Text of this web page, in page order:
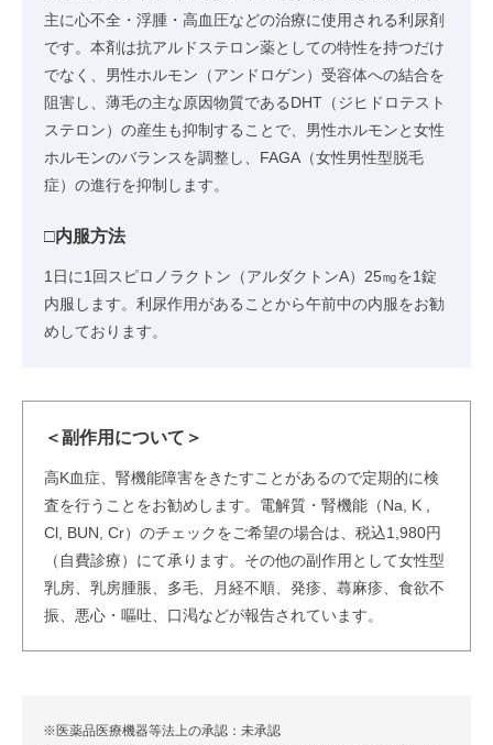
主に心不全・浮腫・高血圧などの治療に使用される利尿剤
です。本剤は抗アルドステロン薬としての特性を持つだけ
でなく、男性ホルモン（アンドロゲン）受容体への結合を
阻害し、薄毛の主な原因物質であるDHT（ジヒドロテスト
ステロン）の産生も抑制することで、男性ホルモンと女性
ホルモンのバランスを調整し、FAGA（女性男性型脱毛
症）の進行を抑制します。
□内服方法
1日に1回スピロノラクトン（アルダクトンA）25㎎を1錠
内服します。利尿作用があることから午前中の内服をお勧
めしております。
＜副作用について＞
高K血症、腎機能障害をきたすことがあるので定期的に検
査を行うことをお勧めします。電解質・腎機能（Na, K ,
Cl, BUN, Cr）のチェックをご希望の場合は、税込1,980円
（自費診療）にて承ります。その他の副作用として女性型
乳房、乳房腫脹、多毛、月経不順、発疹、蕁麻疹、食欲不
振、悪心・嘔吐、口渇などが報告されています。
※医薬品医療機器等法上の承認：未承認